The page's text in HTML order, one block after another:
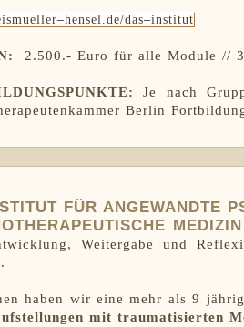
–hensel.de/das–institut
2.500.- Euro für alle Module //
Je nach
Berlin
FÜR ANGEWANDTE
MEDIZIN
Weitergabe und
haben wir eine mehr als 9
mit traumatisierten